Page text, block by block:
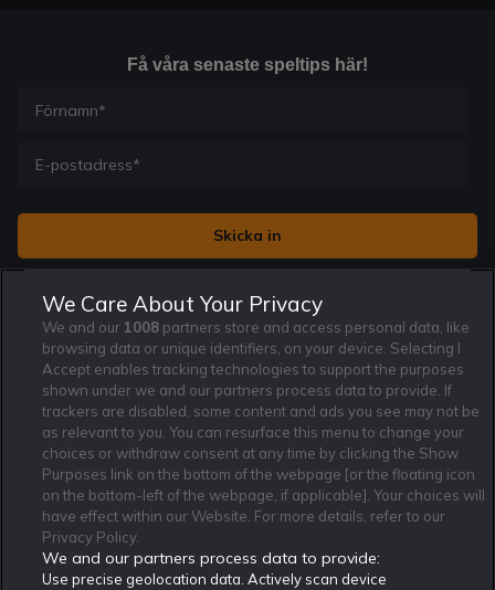
Få våra senaste speltips här!
Jag vill få nyhetsbrev från Rekatochklart och jag är 18+. Regler
och villkor gäller. *
Affiliate Modell
Om Rekatochklart
Kontakta oss
Redaktionen
Ansvarsfullt Spelande
F.A.Q
Nyhetsarkiv
Redaktionell policy
Cookie Policy
Användarvilkor
Integritetspolicy
Rekatochklart shop
We Care About Your Privacy
We and our 1008 partners store and access personal data, like
browsing data or unique identifiers, on your device. Selecting I
Accept enables tracking technologies to support the purposes
shown under we and our partners process data to provide. If
trackers are disabled, some content and ads you see may not be
as relevant to you. You can resurface this menu to change your
choices or withdraw consent at any time by clicking the Show
Purposes link on the bottom of the webpage [or the floating icon
on the bottom-left of the webpage, if applicable]. Your choices will
have effect within our Website. For more details, refer to our
Privacy Policy.
We and our partners process data to provide:
Use precise geolocation data. Actively scan device